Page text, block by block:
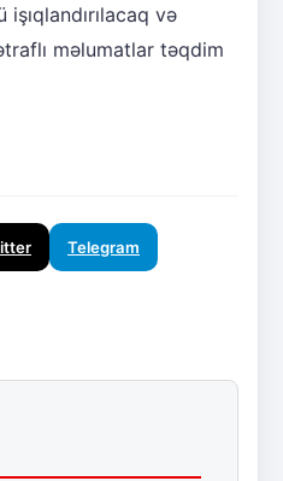
və
məlumatlar təqdim
Telegram